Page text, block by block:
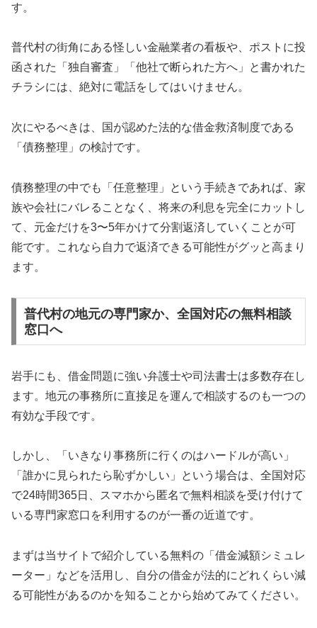
す。
普代村の街角にある怪しい金融業者の看板や、ポストに投
函された「独自審査」「他社で断られた方へ」と書かれた
チラシには、絶対に電話をしてはいけません。
次にやるべきは、国が認めた法的な借金救済制度である
「債務整理」の検討です。
債務整理の中でも「任意整理」という手続きであれば、家
族や会社にバレることなく、将来の利息を完全にカットし
て、元金だけを3〜5年かけて分割返済していくことが可
能です。これなら自力で返済できる可能性がグッと高まり
ます。
普代村の地元の専門家か、全国対応の無料相談
窓口へ
岩手にも、借金問題に強い弁護士や司法書士は多数存在し
ます。地元の事務所に直接足を運んで相談するのも一つの
有効な手段です。
しかし、「いきなり事務所に行くのはハードルが高い」
「誰かに見られたら恥ずかしい」という場合は、全国対応
で24時間365日、スマホから匿名で無料相談を受け付けて
いる専門家窓口を利用するのが一番の近道です。
まずは当サイトで紹介している無料の「借金減額シミュレ
ーター」などを活用し、自分の借金が法的にどれくらい減
る可能性があるのかを知ることから始めてみてください。